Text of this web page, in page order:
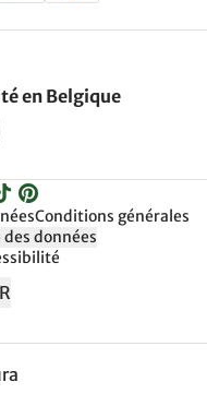
en Belgique
Conditions générales
données